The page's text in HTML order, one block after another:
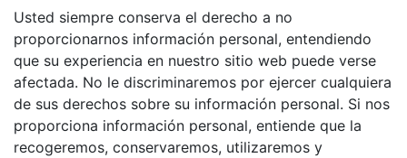
Usted siempre conserva el derecho a no
proporcionarnos información personal, entendiendo
que su experiencia en nuestro sitio web puede verse
afectada. No le discriminaremos por ejercer cualquiera
de sus derechos sobre su información personal. Si nos
proporciona información personal, entiende que la
recogeremos, conservaremos, utilizaremos y